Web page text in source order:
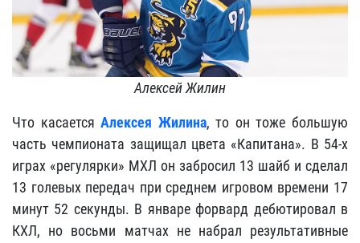
Алексей Жилин
Что касаетсяАлексея Жилина, то он тоже большую
часть чемпионата защищал цвета «Капитана». В 54-х
играх «регулярки» МХЛ он забросил 13 шайб и сделал
13 голевых передач при среднем игровом времени 17
минут 52 секунды. В январе форвард дебютировал в
КХЛ, но восьми матчах не набрал результативные